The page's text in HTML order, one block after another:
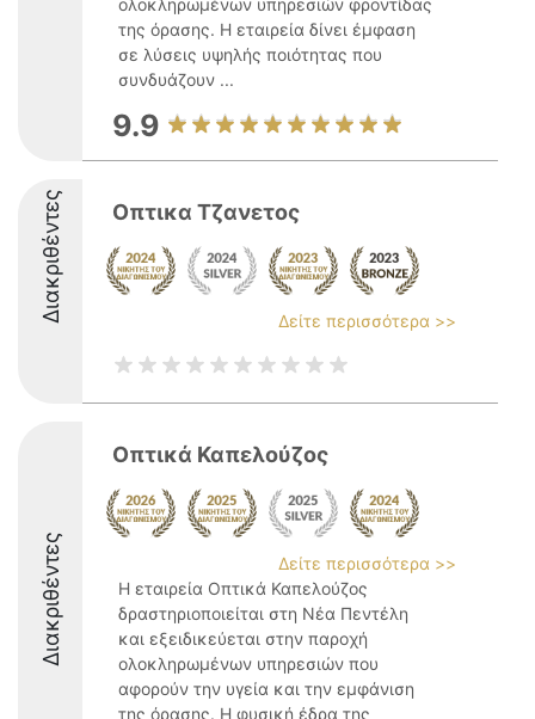
ολοκληρωμένων υπηρεσιών φροντίδας
της όρασης. Η εταιρεία δίνει έμφαση
σε λύσεις υψηλής ποιότητας που
συνδυάζουν ...
9.9
Διακριθέντες Οπτικα Τζανετος
Δείτε περισσότερα >>
Διακριθέντες
Οπτικά Καπελούζος
Δείτε περισσότερα >>
Η εταιρεία Οπτικά Καπελούζος
δραστηριοποιείται στη Νέα Πεντέλη
και εξειδικεύεται στην παροχή
ολοκληρωμένων υπηρεσιών που
αφορούν την υγεία και την εμφάνιση
της όρασης. Η φυσική έδρα της